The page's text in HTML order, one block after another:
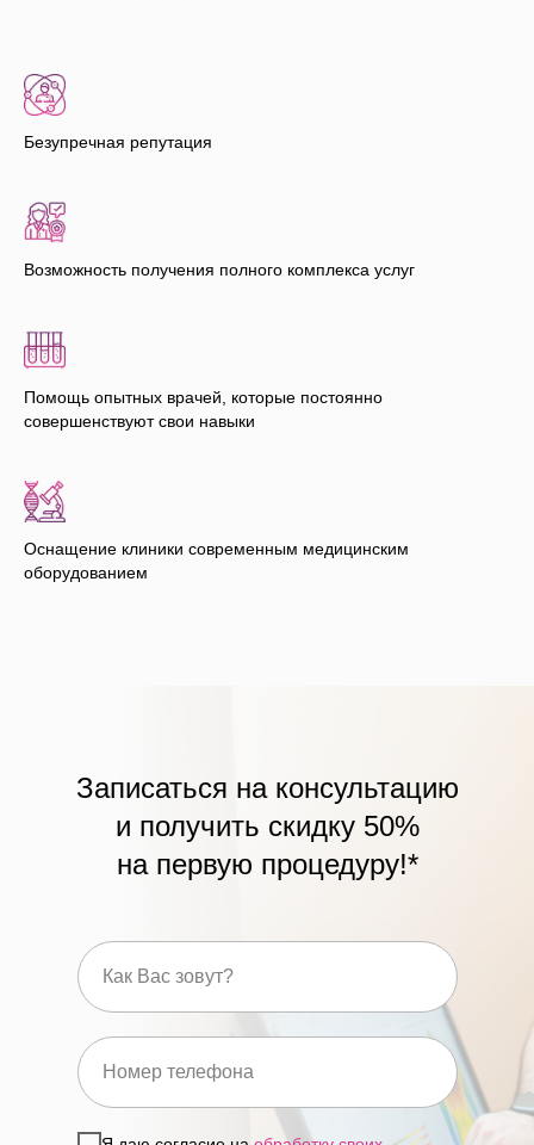
Безупречная репутация
Возможность получения полного комплекса услуг
Помощь опытных врачей, которые постоянно
совершенствуют свои навыки
Оснащение клиники современным медицинским
оборудованием
Записаться на консультацию
и получить скидку 50%
на первую процедуру!*